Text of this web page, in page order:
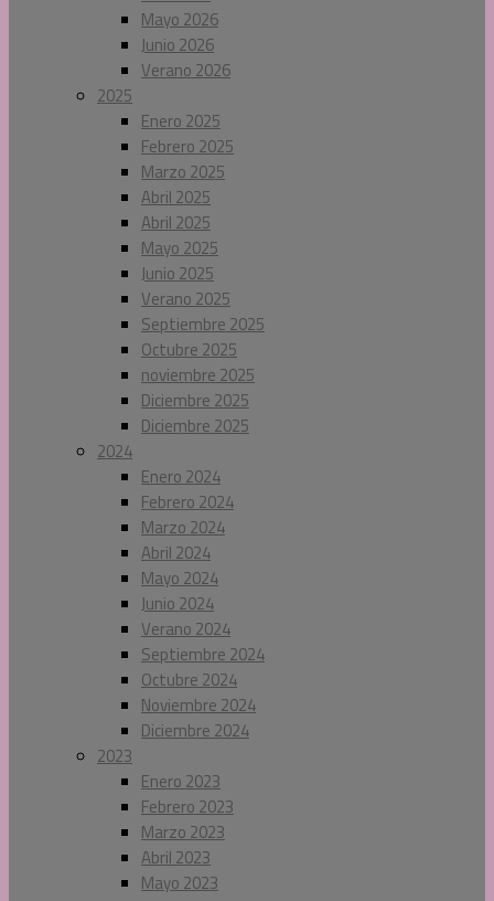
Mayo 2026
Junio 2026
Verano 2026
2025
Enero 2025
Febrero 2025
Marzo 2025
Abril 2025
Abril 2025
Mayo 2025
Junio 2025
Verano 2025
Septiembre 2025
Octubre 2025
noviembre 2025
Diciembre 2025
Diciembre 2025
2024
Enero 2024
Febrero 2024
Marzo 2024
Abril 2024
Mayo 2024
Junio 2024
Verano 2024
Septiembre 2024
Octubre 2024
Noviembre 2024
Diciembre 2024
2023
Enero 2023
Febrero 2023
Marzo 2023
Abril 2023
Mayo 2023